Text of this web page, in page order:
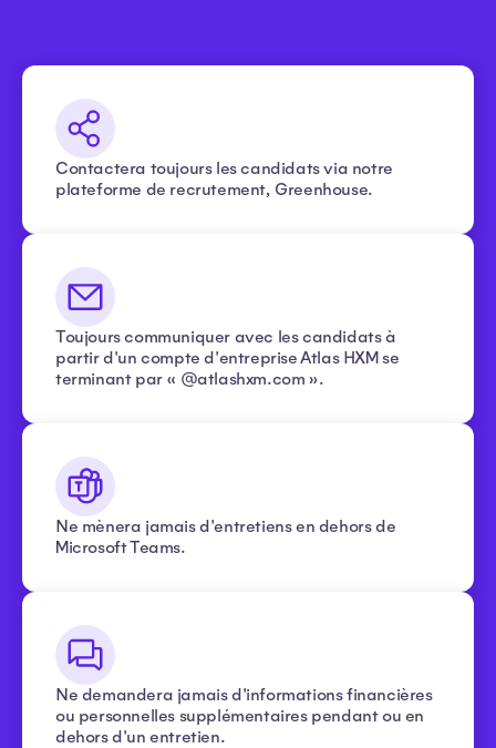
Contactera toujours les candidats via notre
plateforme de recrutement, Greenhouse.
Toujours communiquer avec les candidats à
partir d'un compte d'entreprise Atlas HXM se
terminant par « @atlashxm.com ».
Ne mènera jamais d'entretiens en dehors de
Microsoft Teams.
Ne demandera jamais d'informations financières
ou personnelles supplémentaires pendant ou en
dehors d'un entretien.